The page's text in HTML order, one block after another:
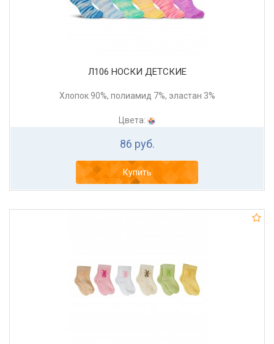
Л106 НОСКИ ДЕТСКИЕ
Хлопок 90%, полиамид 7%, эластан 3%
Цвета:
86 руб.
Купить